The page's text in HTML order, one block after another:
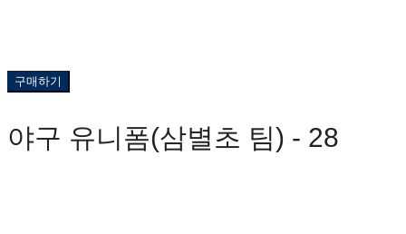
구매하기
야구 유니폼(삼별초 팀) - 28